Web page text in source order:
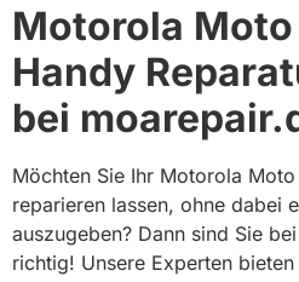
Motorola Moto
Handy
bei
Möchten Sie Ihr Motorola
reparieren lassen, ohne dabei
auszugeben? Dann sind Sie bei
richtig! Unsere Experten